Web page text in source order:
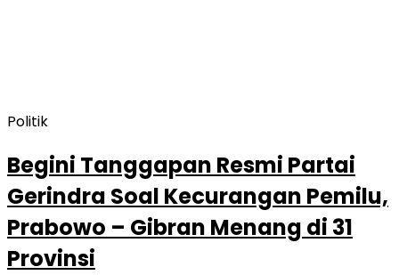
Politik
Begini Tanggapan Resmi Partai
Gerindra Soal Kecurangan Pemilu,
Prabowo – Gibran Menang di 31
Provinsi